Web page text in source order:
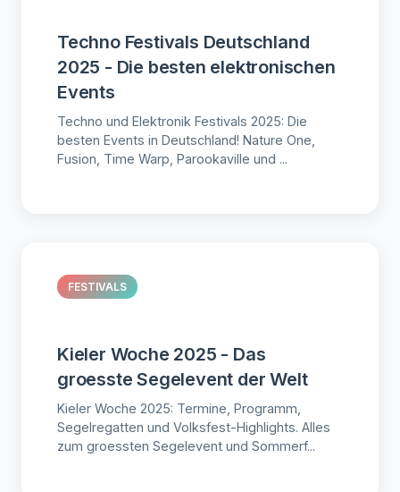
Techno Festivals Deutschland
2025 - Die besten elektronischen
Events
Techno und Elektronik Festivals 2025: Die
besten Events in Deutschland! Nature One,
Fusion, Time Warp, Parookaville und ...
FESTIVALS
Kieler Woche 2025 - Das
groesste Segelevent der Welt
Kieler Woche 2025: Termine, Programm,
Segelregatten und Volksfest-Highlights. Alles
zum groessten Segelevent und Sommerf...